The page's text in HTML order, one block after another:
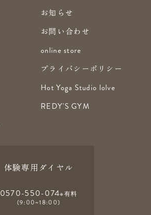
お知らせ
お問い合わせ
online store
プライバシーポリシー
Hot Yoga Studio lolve
REDY'S GYM
体験専用ダイヤル
0570-550-074※有料
(9:00~18:00)